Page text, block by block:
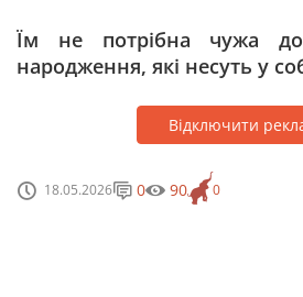
Їм не потрібна чужа
народження, які несуть у
Відключити
18.05.2026 0
0 90